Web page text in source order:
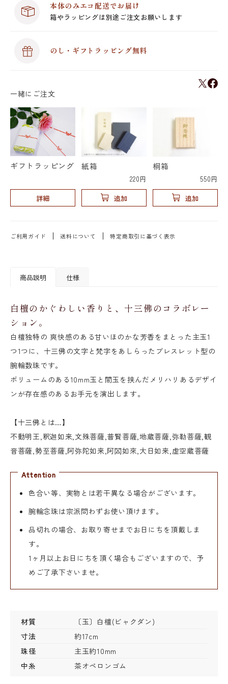
本体のみエコ配送でお届け
箱やラッピングは別途ご注文お願いします
のし・ギフトラッピング無料
一緒にご注文
ギフトラッピング
詳細
紙箱
220円
追加
桐箱
550円
追加
ご利用ガイド 送料について 特定商取引に基づく表示
商品説明 仕様
白檀のかぐわしい香りと、十三佛のコラボレー
ション。
白檀独特の 爽快感のある甘いほのかな芳香をまとった主玉1
つ1つに、十三佛の文字と梵字をあしらったブレスレット型の
腕輪数珠です。
ボリュームのある10mm玉と間玉を挟んだメリハリあるデザイ
ンが存在感のあるお手元を演出します。
【十三佛とは…】
不動明王,釈迦如来,文殊菩薩,普賢菩薩,地蔵菩薩,弥勒菩薩,観
音菩薩,勢至菩薩,阿弥陀如来,阿閦如來,大日如来,虚空蔵菩薩
Attention
色合い等、実物とは若干異なる場合がございます。
腕輪念珠は宗派問わずお使い頂けます。
品切れの場合、お取り寄せまでお日にちを頂戴しま
す。
1ヶ月以上お日にちを頂く場合もございますので、予
めご了承下さいませ。
材質
〔玉〕白檀(ビャクダン)
寸法
約17cm
珠径
主玉約10mm
中糸
茶オペロンゴム